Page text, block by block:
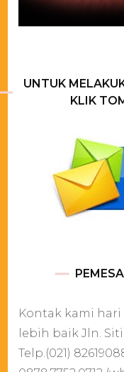
UNTUK
KLIK
Kontak kami
lebih baik Jln.
Telp.(021)